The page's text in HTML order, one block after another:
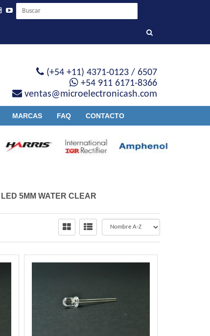
MARCAS FAQ CONTACTO
(+54 +11) 4371-0123 / 6507
+54 911 6171-8366
ventas@microelectronicash.com
LED 5MM WATER CLEAR